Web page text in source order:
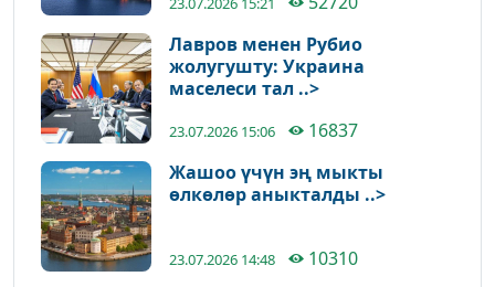
Лавров менен Рубио
жолугушту: Украина
маселеси тал ..>
23.07.2026 15:06
16837
Жашоо үчүн эң мыкты
өлкөлөр аныкталды ..>
23.07.2026 14:48
10310